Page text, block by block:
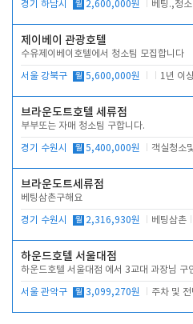
경기 하남시 월 2,600,000원
제이베이 관광호텔
수유제이베이호텔에서 청소팀 모집합니다
서울 강북구 월 5,600,000원 1년 이
브라운도트호텔 세류점
부부또는 자매 청소팀 구합니다.
경기 수원시 월 5,400,000원 객실청소
브라운도트세류점
베팅삼촌구해요
경기 수원시 월 2,316,930원 베팅삼촌
하운드호텔 서울대점
하운드호텔 서울대점 에서 3교대 과장님 구
서울 관악구 월 3,099,270원